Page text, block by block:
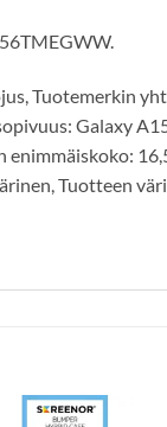
Tuotemerkin
Galaxy
Tuotteen